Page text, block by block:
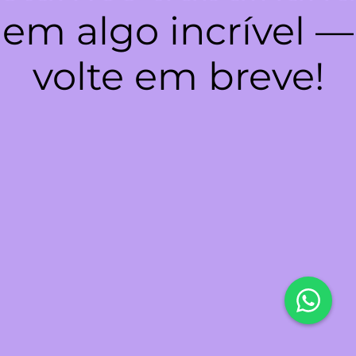
em algo incrível —
volte em breve!